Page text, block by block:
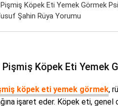
Köpek Eti Yemek Görmek
Şahin Rüya Yorumu
Pişmiş Köpek Eti Yemek
köpek eti yemek görmek,
işaret eder. Köpek eti,